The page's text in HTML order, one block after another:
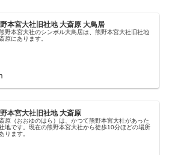
本宮大社旧社地 大斎原 大鳥居
野本宮大社のシンボル大鳥居は、熊野本宮大社旧社地
原にあります。
本宮大社旧社地 大斎原
原（おおゆのはら）は、かつて熊野本宮大社があった
社地です。現在の熊野本宮大社から徒歩10分ほどの場所
ります。